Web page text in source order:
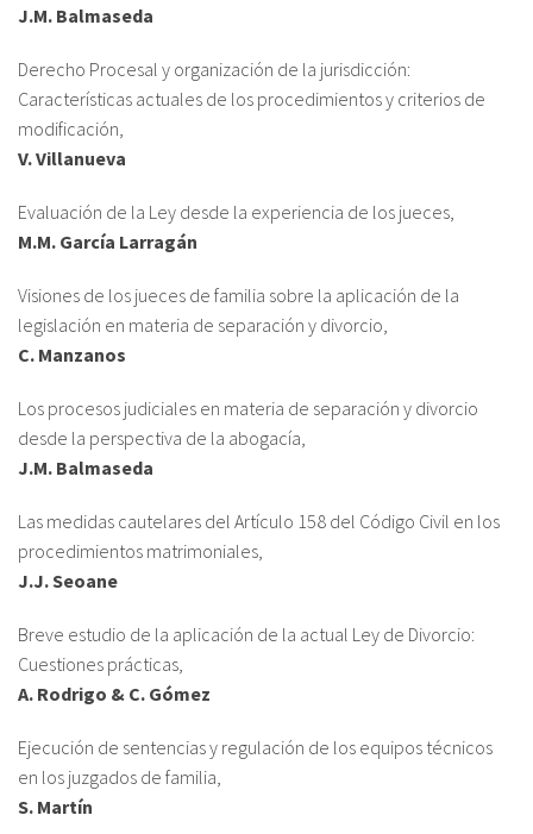
J.M. Balmaseda
Derecho Procesal y organización de la jurisdicción:
Características actuales de los procedimientos y criterios de
modificación,
V. Villanueva
Evaluación de la Ley desde la experiencia de los jueces,
M.M. García Larragán
Visiones de los jueces de familia sobre la aplicación de la
legislación en materia de separación y divorcio,
C. Manzanos
Los procesos judiciales en materia de separación y divorcio
desde la perspectiva de la abogacía,
J.M. Balmaseda
Las medidas cautelares del Artículo 158 del Código Civil en los
procedimientos matrimoniales,
J.J. Seoane
Breve estudio de la aplicación de la actual Ley de Divorcio:
Cuestiones prácticas,
A. Rodrigo & C. Gómez
Ejecución de sentencias y regulación de los equipos técnicos
en los juzgados de familia,
S. Martín